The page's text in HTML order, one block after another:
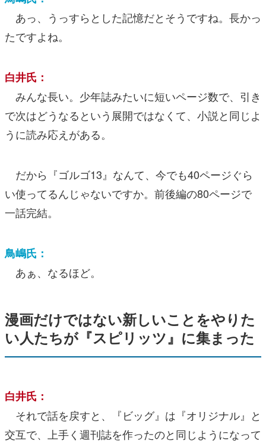
あっ、うっすらとした記憶だとそうですね。長かっ
たですよね。
白井氏：
みんな長い。少年誌みたいに短いページ数で、引き
で次はどうなるという展開ではなくて、小説と同じよ
うに読み応えがある。
だから『ゴルゴ13』なんて、今でも40ページぐら
い使ってるんじゃないですか。前後編の80ページで
一話完結。
鳥嶋氏：
あぁ、なるほど。
漫画だけではない新しいことをやりた
い人たちが『スピリッツ』に集まった
白井氏：
それで話を戻すと、『ビッグ』は『オリジナル』と
交互で、上手く週刊誌を作ったのと同じようになって